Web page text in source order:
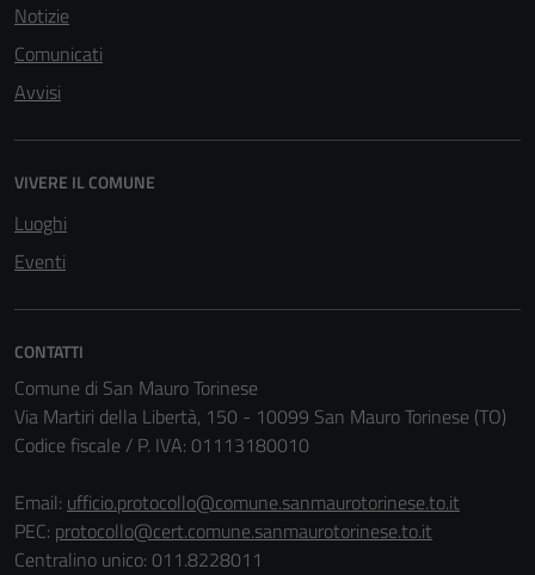
Notizie
Comunicati
Avvisi
VIVERE IL COMUNE
Luoghi
Eventi
CONTATTI
Comune di San Mauro Torinese
Via Martiri della Libertà, 150 - 10099 San Mauro Torinese (TO)
Codice fiscale / P. IVA: 01113180010
Email: ufficio.protocollo@comune.sanmaurotorinese.to.it
PEC: protocollo@cert.comune.sanmaurotorinese.to.it
Centralino unico: 011.8228011
Tecnici
Questi cookie